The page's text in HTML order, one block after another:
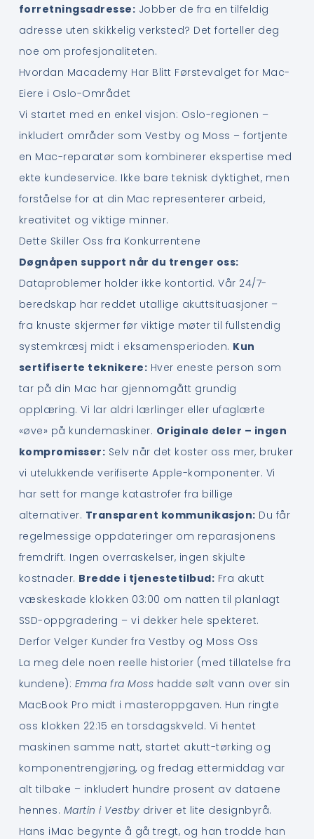
forretningsadresse: Jobber de fra en tilfeldig
adresse uten skikkelig verksted? Det forteller deg
noe om profesjonaliteten.
Hvordan Macademy Har Blitt Førstevalget for Mac-
Eiere i Oslo-Området
Vi startet med en enkel visjon: Oslo-regionen –
inkludert områder som Vestby og Moss – fortjente
en Mac-reparatør som kombinerer ekspertise med
ekte kundeservice. Ikke bare teknisk dyktighet, men
forståelse for at din Mac representerer arbeid,
kreativitet og viktige minner.
Dette Skiller Oss fra Konkurrentene
Døgnåpen support når du trenger oss:
Dataproblemer holder ikke kontortid. Vår 24/7-
beredskap har reddet utallige akuttsituasjoner –
fra knuste skjermer før viktige møter til fullstendig
systemkræsj midt i eksamensperioden. Kun
sertifiserte teknikere: Hver eneste person som
tar på din Mac har gjennomgått grundig
opplæring. Vi lar aldri lærlinger eller ufaglærte
«øve» på kundemaskiner. Originale deler – ingen
kompromisser: Selv når det koster oss mer, bruker
vi utelukkende verifiserte Apple-komponenter. Vi
har sett for mange katastrofer fra billige
alternativer. Transparent kommunikasjon: Du får
regelmessige oppdateringer om reparasjonens
fremdrift. Ingen overraskelser, ingen skjulte
kostnader. Bredde i tjenestetilbud: Fra akutt
væskeskade klokken 03:00 om natten til planlagt
SSD-oppgradering – vi dekker hele spekteret.
Derfor Velger Kunder fra Vestby og Moss Oss
La meg dele noen reelle historier (med tillatelse fra
kundene): Emma fra Moss hadde sølt vann over sin
MacBook Pro midt i masteroppgaven. Hun ringte
oss klokken 22:15 en torsdagskveld. Vi hentet
maskinen samme natt, startet akutt-tørking og
komponentrengjøring, og fredag ettermiddag var
alt tilbake – inkludert hundre prosent av dataene
hennes. Martin i Vestby driver et lite designbyrå.
Hans iMac begynte å gå tregt, og han trodde han